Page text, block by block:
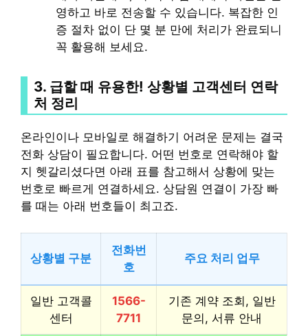
영하고 바로 전송할 수 있습니다. 복잡한 인
증 절차 없이 단 몇 분 만에 처리가 완료되니
꼭 활용해 보세요.
3. 급할 때 유용한! 상황별 고객센터 연락
처 정리
온라인이나 모바일로 해결하기 어려운 문제는 결국
전화 상담이 필요합니다. 어떤 번호로 연락해야 할
지 헷갈리셨다면 아래 표를 참고해서 상황에 맞는
번호로 빠르게 연결하세요. 상담원 연결이 가장 빠
를 때는 아래 번호들이 최고죠.
상황별 구분
전화번
호
주요 처리 업무
일반 고객콜
센터
1566-
7711
기존 계약 조회, 일반
문의, 서류 안내